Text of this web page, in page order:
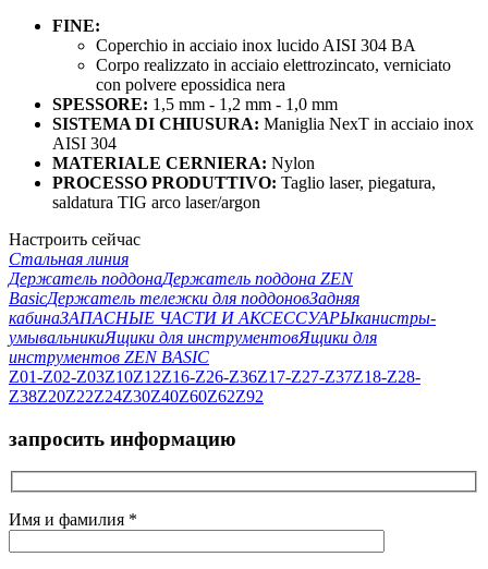
FINE:
Coperchio in acciaio inox lucido AISI 304 BA
Corpo realizzato in acciaio elettrozincato, verniciato
con polvere epossidica nera
SPESSORE: 1,5 mm - 1,2 mm - 1,0 mm
SISTEMA DI CHIUSURA: Maniglia NexT in acciaio inox
AISI 304
MATERIALE CERNIERA: Nylon
PROCESSO PRODUTTIVO: Taglio laser, piegatura,
saldatura TIG arco laser/argon
Настроить сейчас
Стальная линия
Держатель поддонаДержатель поддона ZEN
BasicДержатель тележки для поддоновЗадняя
кабинаЗАПАСНЫЕ ЧАСТИ И АКСЕССУАРЫканистры-
умывальникиЯщики для инструментовЯщики для
инструментов ZEN BASIC
Z01-Z02-Z03Z10Z12Z16-Z26-Z36Z17-Z27-Z37Z18-Z28-
Z38Z20Z22Z24Z30Z40Z60Z62Z92
запросить информацию
Имя и фамилия *